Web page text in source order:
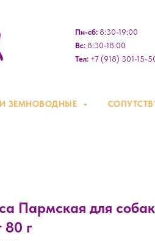
Пн-сб:8:30-19:00
Вс:8:30-18:00
Тел:+7 (918) 301-15-
ЗЕМНОВОДНЫЕ
Пармская для
80 г